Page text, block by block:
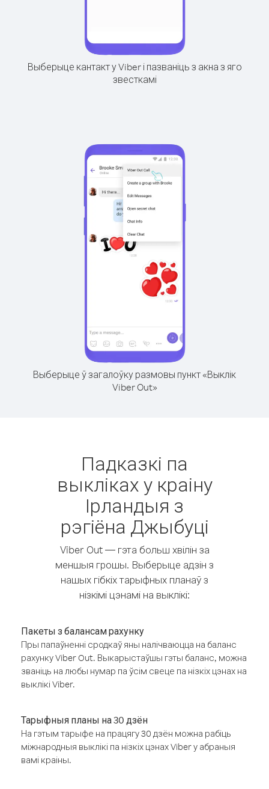
Выберыце кантакт у Viber і пазваніць з акна з яго
звесткамі
Выберыце ў загалоўку размовы пункт «Выклік
Viber Out»
Падказкі па
выкліках у краіну
Ірландыя з
рэгіёна Джыбуці
Viber Out — гэта больш хвілін за
меншыя грошы. Выберыце адзін з
нашых гібкіх тарыфных планаў з
нізкімі цэнамі на выклікі:
Пакеты з балансам рахунку
Пры папаўненні сродкаў яны налічваюцца на баланс
рахунку Viber Out. Выкарыстаўшы гэты баланс, можна
званіць на любы нумар па ўсім свеце па нізкіх цэнах на
выклікі Viber.
Тарыфныя планы на 30 дзён
На гэтым тарыфе на працягу 30 дзён можна рабіць
міжнародныя выклікі па нізкіх цэнах Viber у абраныя
вамі краіны.